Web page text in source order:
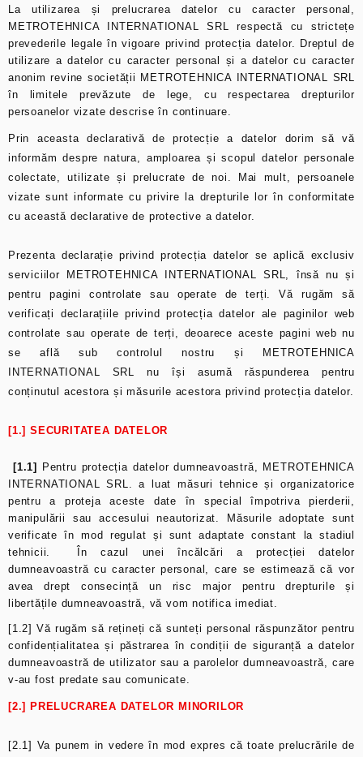
La utilizarea și prelucrarea datelor cu caracter personal,
METROTEHNICA INTERNATIONAL SRL respectă cu strictețe
prevederile legale în vigoare privind protecția datelor. Dreptul de
utilizare a datelor cu caracter personal și a datelor cu caracter
anonim revine societății METROTEHNICA INTERNATIONAL SRL
în limitele prevăzute de lege, cu respectarea drepturilor
persoanelor vizate descrise în continuare.
Prin aceasta declarativă de protecție a datelor dorim să vă
informăm despre natura, amploarea și scopul datelor personale
colectate, utilizate și prelucrate de noi. Mai mult, persoanele
vizate sunt informate cu privire la drepturile lor în conformitate
cu această declarative de protective a datelor.
Prezenta declarație privind protecția datelor se aplică exclusiv
serviciilor METROTEHNICA INTERNATIONAL SRL, însă nu și
pentru pagini controlate sau operate de terți. Vă rugăm să
verificați declarațiile privind protecția datelor ale paginilor web
controlate sau operate de terți, deoarece aceste pagini web nu
se află sub controlul nostru și METROTEHNICA
INTERNATIONAL SRL nu își asumă răspunderea pentru
conținutul acestora și măsurile acestora privind protecția datelor.
[1.] SECURITATEA DATELOR
[1.1]
Pentru protecția datelor dumneavoastră, METROTEHNICA
INTERNATIONAL SRL. a luat măsuri tehnice și organizatorice
pentru a proteja aceste date în special împotriva pierderii,
manipulării sau accesului neautorizat. Măsurile adoptate sunt
verificate în mod regulat și sunt adaptate constant la stadiul
tehnicii. În cazul unei încălcări a protecției datelor
dumneavoastră cu caracter personal, care se estimează că vor
avea drept consecință un risc major pentru drepturile și
libertățile dumneavoastră, vă vom notifica imediat.
[1.2] Vă rugăm să rețineți că sunteți personal răspunzător pentru
confidențialitatea și păstrarea în condiții de siguranță a datelor
dumneavoastră de utilizator sau a parolelor dumneavoastră, care
v-au fost predate sau comunicate.
[2.] PRELUCRAREA DATELOR MINORILOR
[2.1] Va punem in vedere în mod expres că toate prelucrările de